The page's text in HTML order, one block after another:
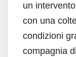
un
con una
condizioni
compagnia